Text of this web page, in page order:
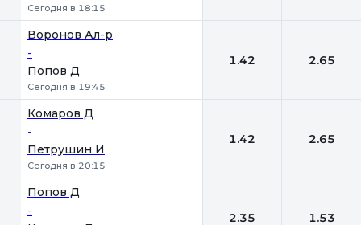
Сегодня в 18:15
Воронов Ал-р
-
Попов Д
Сегодня в 19:45
1.42 2.65
Комаров Д
-
Петрушин И
Сегодня в 20:15
1.42 2.65
Попов Д
- 2.35 1.53